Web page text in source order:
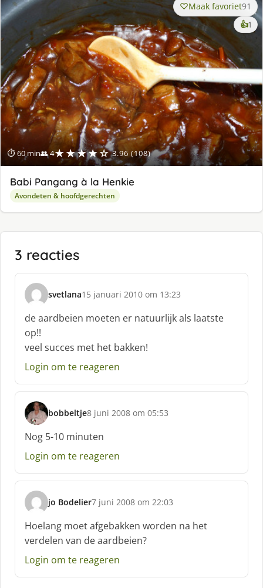
⏱ 60 min👥 4★★★★☆ 3.96 (108)
Maak favoriet91
👍1
Babi Pangang à la Henkie
Avondeten & hoofdgerechten
3 reacties
svetlana
s
h
r
e
e
:
15 januari 2010 om 13:23
de aardbeien moeten er natuurlijk als laatste
op!!
veel succes met het bakken!
Login om te reageren
bobbeltje
s
c
h
r
e
f
:
8 juni 2008 om 05:53
Nog 5-10 minuten
Login om te reageren
jo Bodelier
s
c
h
r
e
7 juni 2008 om 22:03
Hoelang moet afgebakken worden na het
verdelen van de aardbeien?
Login om te reageren